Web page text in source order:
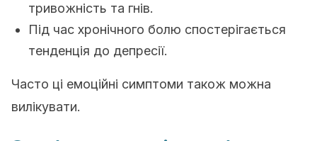
тривожність та гнів.
Під час хронічного болю спостерігається
тенденція до депресії.
Часто ці емоційні симптоми також можна
вилікувати.